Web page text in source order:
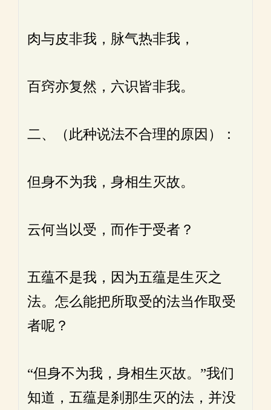
肉与皮非我，脉气热非我，
百窍亦复然，六识皆非我。
二、（此种说法不合理的原因）：
但身不为我，身相生灭故。
云何当以受，而作于受者？
五蕴不是我，因为五蕴是生灭之
法。怎么能把所取受的法当作取受
者呢？
“但身不为我，身相生灭故。”我们
知道，五蕴是刹那生灭的法，并没